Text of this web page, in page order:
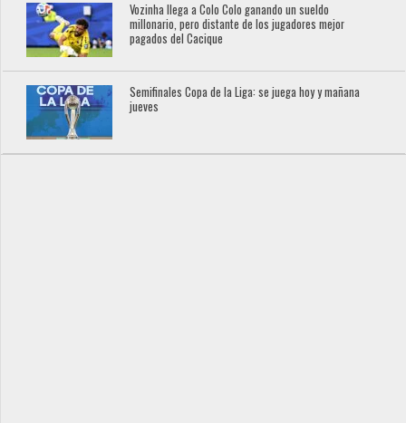
Vozinha llega a Colo Colo ganando un sueldo
millonario, pero distante de los jugadores mejor
pagados del Cacique
Semifinales Copa de la Liga: se juega hoy y mañana
jueves